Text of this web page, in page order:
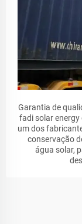
Garantia de
fadi solar energy
um dos
conservação
água solar,